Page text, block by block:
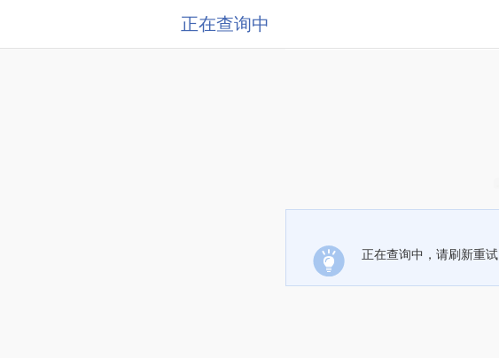
正在查询中
正在查询中，请刷新重试